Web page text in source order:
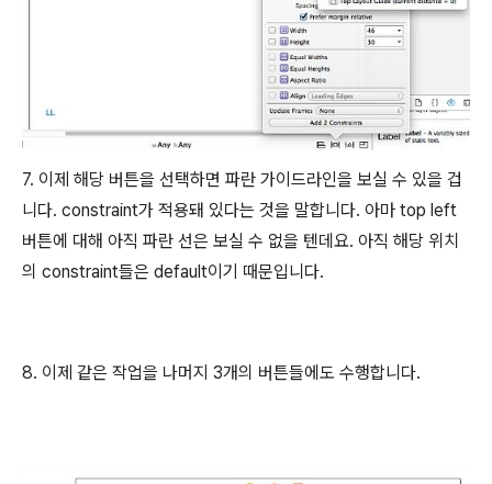
7. 이제 해당 버튼을 선택하면 파란 가이드라인을 보실 수 있을 겁
니다. constraint가 적용돼 있다는 것을 말합니다. 아마 top left
버튼에 대해 아직 파란 선은 보실 수 없을 텐데요. 아직 해당 위치
의 constraint들은 default이기 때문입니다.
8. 이제 같은 작업을 나머지 3개의 버튼들에도 수행합니다.